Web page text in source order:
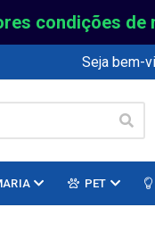
condições de
Seja bem-
PET